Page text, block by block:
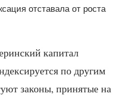
отставала от роста
капитал
по другим
законы, принятые на